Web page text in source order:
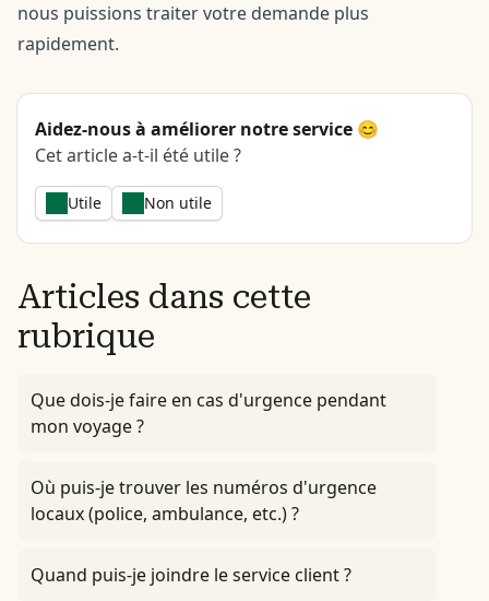
nous puissions traiter votre demande plus
rapidement.
Aidez-nous à améliorer notre service 😊
Cet article a-t-il été utile ?
Utile Non utile
Articles dans cette
rubrique
Que dois-je faire en cas d'urgence pendant
mon voyage ?
Où puis-je trouver les numéros d'urgence
locaux (police, ambulance, etc.) ?
Quand puis-je joindre le service client ?